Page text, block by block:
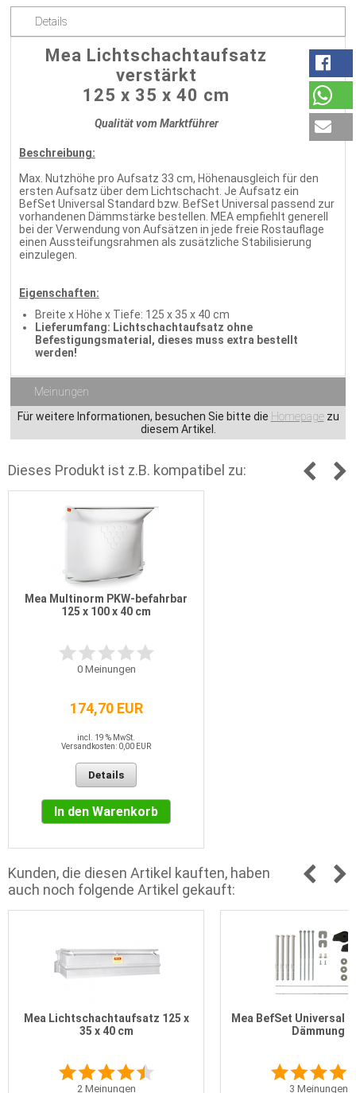
Details
Mea Lichtschachtaufsatz
verstärkt
125 x 35 x 40 cm
Qualität vom Marktführer
Beschreibung:
Max. Nutzhöhe pro Aufsatz 33 cm, Höhenausgleich für den
ersten Aufsatz über dem Lichtschacht. Je Aufsatz ein
BefSet Universal Standard bzw. BefSet Universal passend zur
vorhandenen Dämmstärke bestellen. MEA empfiehlt generell
bei der Verwendung von Aufsätzen in jede freie Rostauflage
einen Aussteifungsrahmen als zusätzliche Stabilisierung
einzulegen.
Eigenschaften:
Breite x Höhe x Tiefe: 125 x 35 x 40 cm
Lieferumfang: Lichtschachtaufsatz ohne
Befestigungsmaterial, dieses muss extra bestellt
werden!
Meinungen
Für weitere Informationen, besuchen Sie bitte die Homepagezu
diesem Artikel.
Dieses Produkt ist z.B. kompatibel zu:
Mea Multinorm PKW-befahrbar
125 x 100 x 40 cm
0Meinungen
174,70 EUR
incl. 19 % MwSt.
Versandkosten: 0,00 EUR
Details
In den Warenkorb
Kunden, die diesen Artikel kauften, haben
auch noch folgende Artikel gekauft:
Mea Lichtschachtaufsatz 125 x
35 x 40 cm
2Meinungen
Mea BefSet Universal
Dämmung
3 Meinungen